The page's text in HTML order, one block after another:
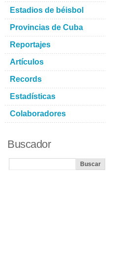
Estadios de béisbol
Provincias de Cuba
Reportajes
Artículos
Records
Estadísticas
Colaboradores
Buscador